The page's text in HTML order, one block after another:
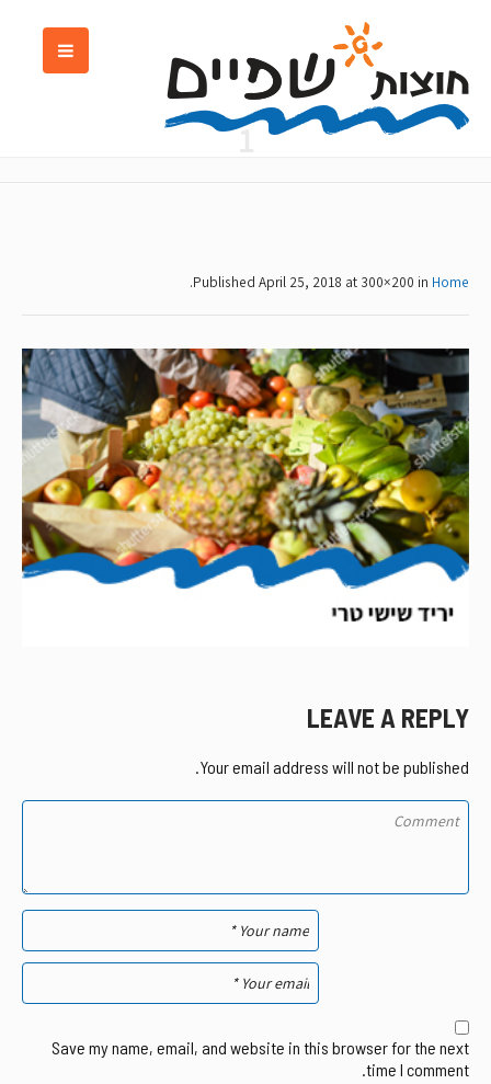
1
Published April 25, 2018 at 300×200 in Home
.
LEAVE A REPLY
Your email address will not be published.
Save my name, email, and website in this browser for the next
time I comment.